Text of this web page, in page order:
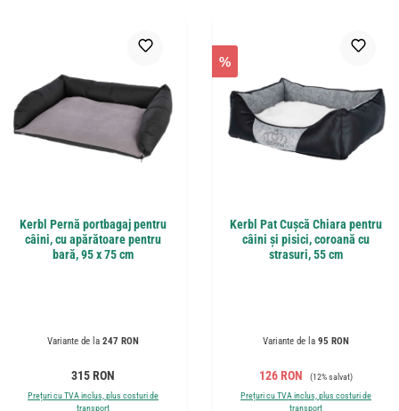
Kerbl Pernă portbagaj pentru
câini, cu apărătoare pentru
bară, 95 x 75 cm
Variante de la 247 RON
Preț obișnuit:
315 RON
Prețuri cu TVA inclus, plus costuri de
transport
%
Kerbl Pat Cușcă Chiara pentru
câini și pisici, coroană cu
strasuri, 55 cm
Variante de la 95 RON
Preț de vânzare:
126 RON Preț obișnuit:
(12% salvat)
Prețuri cu TVA inclus, plus costuri de
transport